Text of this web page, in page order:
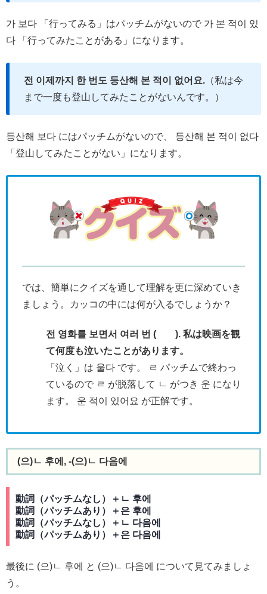
가 보다 「行ってみる」はパッチムがないので 가 본 적이 있
다 「行ってみたことがある」になります。
전 이제까지 한 번도 등산해 본 적이 없어요. （私は今
まで一度も登山してみたことがないんです。）
등산해 보다 にはパッチムがないので、 등산해 본 적이 없다
「登山してみたことがない」になります。
では、簡単にクイズを通して理解を更に深めていき
ましょう。カッコの中には何が入るでしょうか？
전 영화를 보면서 여러 번 ( ). 私は映画を観
て何度も泣いたことがあります。
「泣く」は 울다 です。 ㄹ パッチムで終わっ
ているので ㄹ が脱落して ㄴ がつき 운 になり
ます。 운 적이 있어요 が正解です。
(으)ㄴ 후에, -(으)ㄴ 다음에
動詞（パッチムなし）＋ㄴ 후에
動詞（パッチムあり）＋은 후에
動詞（パッチムなし）＋ㄴ 다음에
動詞（パッチムあり）＋은 다음에
最後に (으)ㄴ 후에 と (으)ㄴ 다음에 について見てみましょ
う。